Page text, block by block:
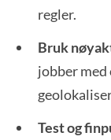
regler.
Bruk
jobber
Test og